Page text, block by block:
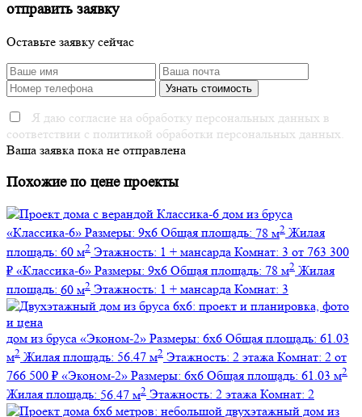
отправить заявку
Оставьте заявку сейчас
Я даю согласие на обработку персональных данных в
соответствии с политикой обработки персональных данных.
Ваша заявка пока не отправлена
Похожие по цене проекты
дом из бруса
«Классика-6» Размеры: 9х6 Общая площадь: 78 м2 Жилая
площадь: 60 м2 Этажность: 1 + мансарда Комнат: 3 от 763 300
₽ «Классика-6» Размеры: 9х6 Общая площадь: 78 м2 Жилая
площадь: 60 м2 Этажность: 1 + мансарда Комнат: 3
дом из бруса «Эконом-2» Размеры: 6х6 Общая площадь: 61.03
м2 Жилая площадь: 56.47 м2 Этажность: 2 этажа Комнат: 2 от
766 500 ₽ «Эконом-2» Размеры: 6х6 Общая площадь: 61.03 м2
Жилая площадь: 56.47 м2 Этажность: 2 этажа Комнат: 2